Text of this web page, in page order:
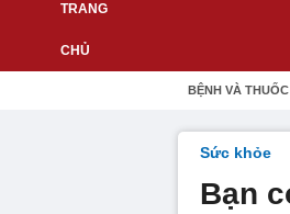
BỆNH VÀ THUỐC
Sức khỏe
Bạn